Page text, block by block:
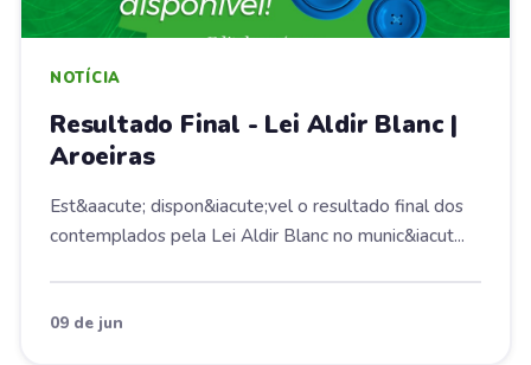
NOTÍCIA
Resultado Final - Lei Aldir Blanc |
Aroeiras
Est&aacute; dispon&iacute;vel o resultado final dos
contemplados pela Lei Aldir Blanc no munic&iacut...
09 de jun